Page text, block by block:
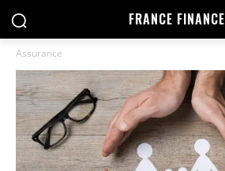
FRANCE FINANCE
Assurance